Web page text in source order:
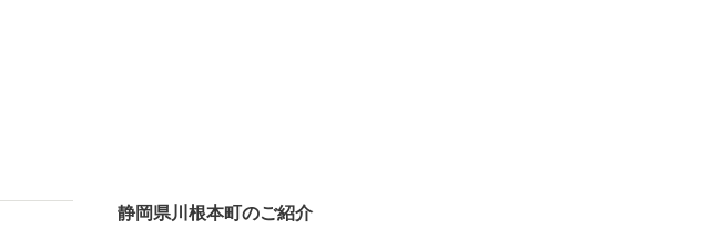
静岡県川根本町のご紹介